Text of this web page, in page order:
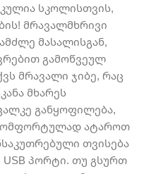
სკოლისთვის,
მრავალმხრივი
მასალისგან,
გამოწვეულ
მრავალი ჯიბე, რაც
მხარეს
განყოფილება,
ატაროთ
თვისება
USB პორტი. თუ გსურთ